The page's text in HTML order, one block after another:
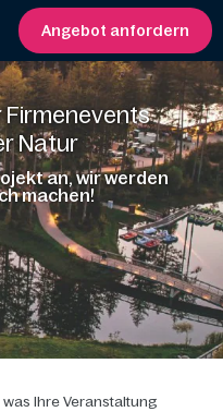
Angebot anfordern
Firmenevents
Natur
an, wir werden
machen!
was Ihre Veranstaltung